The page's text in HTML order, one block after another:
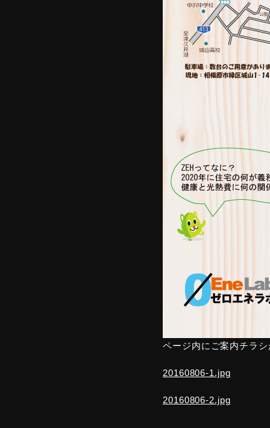
ページ内にご案内チラ
20160806-1.jpg
20160806-2.jpg